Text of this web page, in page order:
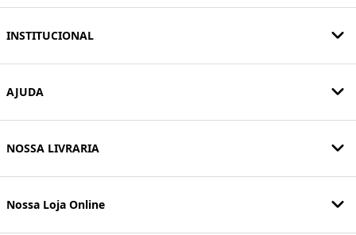
INSTITUCIONAL
AJUDA
NOSSA LIVRARIA
Nossa Loja Online